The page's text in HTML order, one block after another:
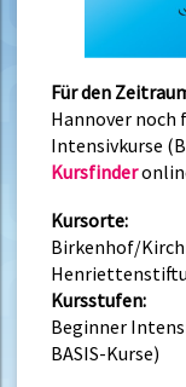
Für den
Hannover noch
Intensivkurse
Kursfinder
Kursorte:
Birkenhof/
Kursstufen:
Beginner
BASIS-Kurse)